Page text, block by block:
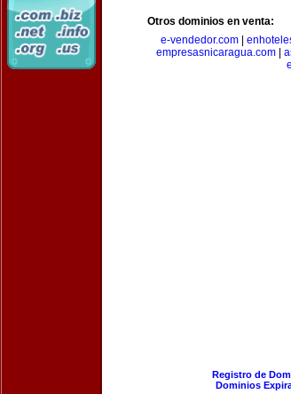
Otros dominios en venta:
e-vendedor.com|
empresasnicaragua.com|
Registro de
Dominios